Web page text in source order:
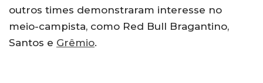
outros times demonstraram interesse no
meio-campista, como Red Bull Bragantino,
Santos e Grêmio.